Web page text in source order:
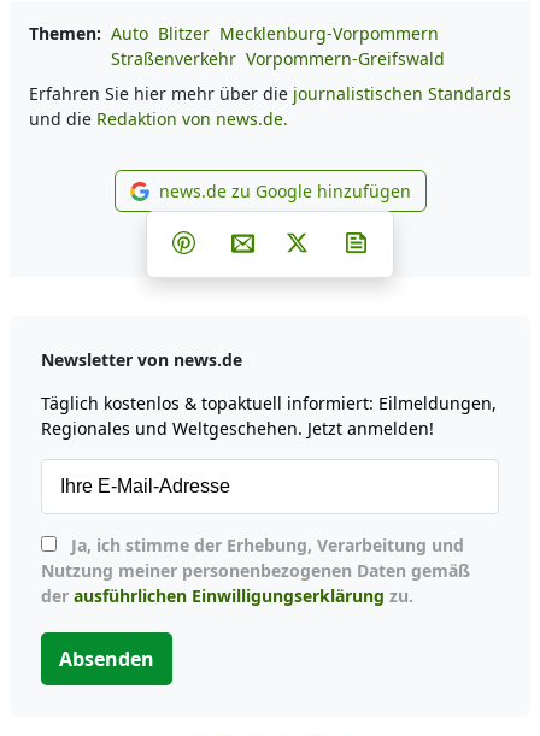
Themen: Auto Blitzer Mecklenburg-Vorpommern
Straßenverkehr Vorpommern-Greifswald
Erfahren Sie hier mehr über die journalistischen Standards
und die Redaktion von news.de.
news.de zu Google
news.de zu Google hinzufügen
Teilen auf Facebook
Teilen auf Whatsapp
Teilen auf Telegram
Teilen auf Pinterest
Per E-Mail teilen
Post auf X
Newsletter von news.de
Täglich kostenlos & topaktuell informiert: Eilmeldungen,
Regionales und Weltgeschehen. Jetzt anmelden!
Nutzung meiner personenbezogenen Daten gemäß
der ausführlichen Einwilligungserklärung zu.
Absenden